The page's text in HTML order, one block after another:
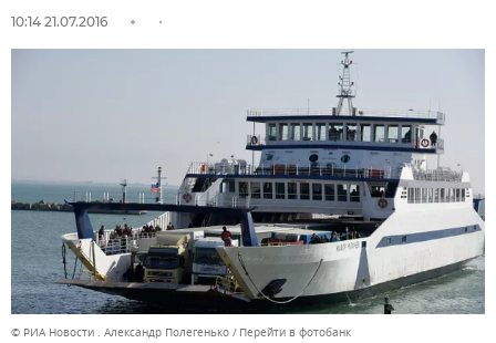
10:14 21.07.2016
© РИА Новости . Александр Полегенько Перейти в фотобанк